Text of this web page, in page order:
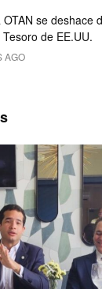
OTAN se deshace
de EE.UU.
AGO